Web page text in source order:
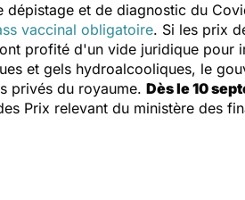
et de diagnostic du
vaccinal obligatoire. Si les prix
profité d'un vide juridique pour
et gels hydroalcooliques, le
privés du royaume. Dès le 10
Prix relevant du ministère des